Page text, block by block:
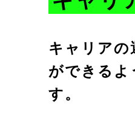
キャリアの
ができるよ
す。